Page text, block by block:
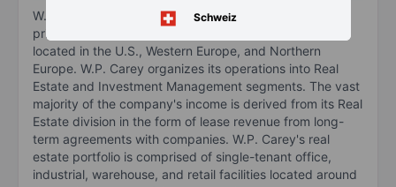
Schweiz
W.P. Carey Inc is a real estate investment trust
principally involved in the ownership of properties
located in the U.S., Western Europe, and Northern
Europe. W.P. Carey organizes its operations into Real
Estate and Investment Management segments. The vast
majority of the company's income is derived from its Real
Estate division in the form of lease revenue from long-
term agreements with companies. W.P. Carey's real
estate portfolio is comprised of single-tenant office,
industrial, warehouse, and retail facilities located around